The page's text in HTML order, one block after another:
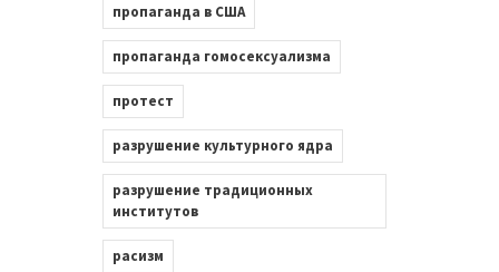
пропаганда в США
пропаганда гомосексуализма
протест
разрушение культурного ядра
разрушение традиционных
институтов
расизм